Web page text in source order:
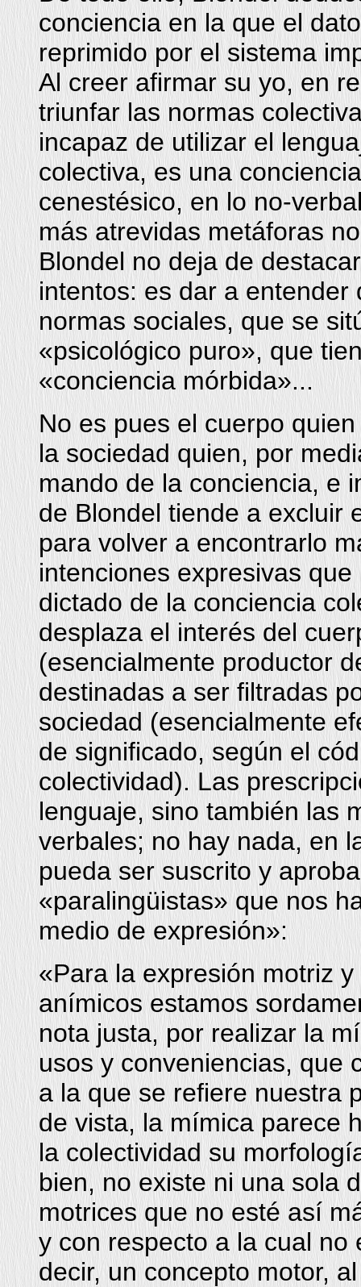
conciencia en la que el
reprimido por el sistema
Al creer afirmar su yo, en
triunfar las normas
incapaz de utilizar el
colectiva, es una
cenestésico, en lo no-
más atrevidas metáforas
Blondel no deja de
intentos: es dar a
normas sociales, que se
«psicológico puro», que
«conciencia mórbida»...
No es pues el cuerpo
la sociedad quien, por
mando de la conciencia, e
de Blondel tiende a excluir
para volver a encontrarlo
intenciones expresivas
dictado de la conciencia
desplaza el interés del
(esencialmente productor
destinadas a ser filtradas
sociedad (esencialmente
de significado, según el
colectividad). Las
lenguaje, sino también las
verbales; no hay nada, en
pueda ser suscrito y
«paralingüistas» que nos
medio de expresión»:
«Para la expresión motriz
anímicos estamos
nota justa, por realizar la
usos y conveniencias, que
a la que se refiere nuestra
de vista, la mímica parece
la colectividad su
bien, no existe ni una sola
motrices que no esté así
y con respecto a la cual no
decir, un concepto motor,